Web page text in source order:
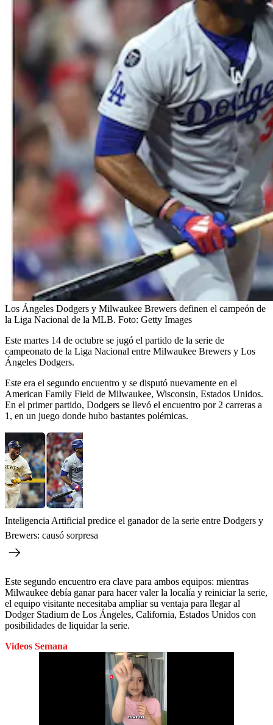
Los Ángeles Dodgers y Milwaukee Brewers definen el campeón de
la Liga Nacional de la MLB. Foto: Getty Images
Este martes 14 de octubre se jugó el partido de la serie de
campeonato de la Liga Nacional entre Milwaukee Brewers y Los
Ángeles Dodgers.
Este era el segundo encuentro y se disputó nuevamente en el
American Family Field de Milwaukee, Wisconsin, Estados Unidos.
En el primer partido, Dodgers se llevó el encuentro por 2 carreras a
1, en un juego donde hubo bastantes polémicas.
Inteligencia Artificial predice el ganador de la serie entre Dodgers y
Brewers: causó sorpresa
Este segundo encuentro era clave para ambos equipos: mientras
Milwaukee debía ganar para hacer valer la localía y reiniciar la serie,
el equipo visitante necesitaba ampliar su ventaja para llegar al
Dodger Stadium de Los Ángeles, California, Estados Unidos con
posibilidades de liquidar la serie.
Videos Semana